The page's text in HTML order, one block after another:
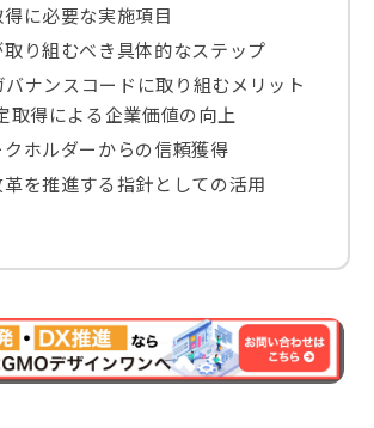
に必要な実施項目
り組むべき具体的なステップ
バナンスコードに取り組むメリット
取得による企業価値の向上
クホルダーからの信頼獲得
を推進する指針としての活用